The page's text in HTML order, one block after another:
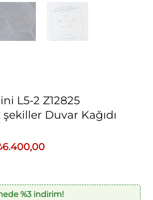
L5-2 Z12825
Duvar Kağıdı
6.400,00Şu
%3 indirim!